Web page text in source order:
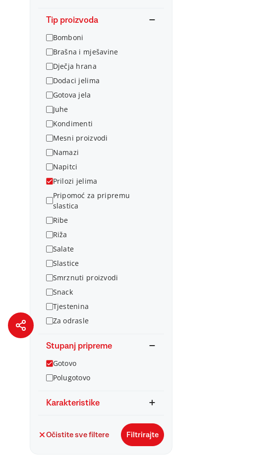
Tip proizvoda
Bomboni
Brašna i mješavine
Dječja hrana
Dodaci jelima
Gotova jela
Juhe
Kondimenti
Mesni proizvodi
Namazi
Napitci
Prilozi jelima
Pripomoć za pripremu
slastica
Ribe
Riža
Salate
Slastice
Smrznuti proizvodi
Snack
Tjestenina
Za odrasle
Stupanj pripreme
Gotovo
Polugotovo
Karakteristike
Očistite sve filtere Filtrirajte